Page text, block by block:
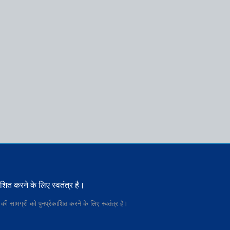
करने के लिए स्वतंत्र है।
सामग्री को पुनर्प्रकाशित करने के लिए स्वतंत्र है।